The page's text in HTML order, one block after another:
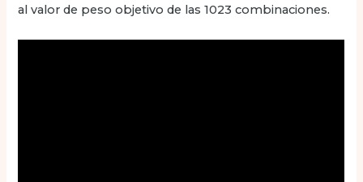
al valor de peso objetivo de las 1023 combinaciones.